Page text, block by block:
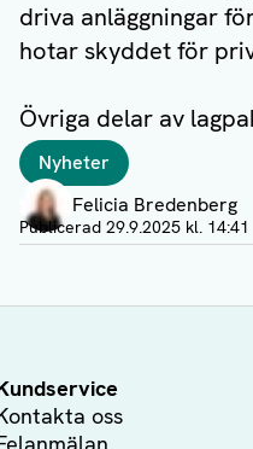
driva anläggningar
hotar skyddet för
Övriga delar av
TaggarNyheter
Författare
Felicia Bredenberg
Visa profil
Publicerad 29.9.2025 kl. 14:41
oss